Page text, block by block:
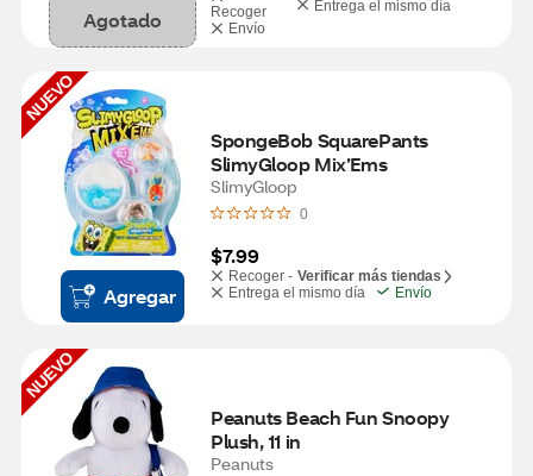
Agotado Recoger
Entrega el mismo día
Envío
NUEVO
Agregar
SpongeBob SquarePants
SlimyGloop Mix’Ems
SlimyGloop
0
$7.99
Recoger - Verificar más tiendas
Entrega el mismo día
Envío
NUEVO
Peanuts Beach Fun Snoopy
Plush, 11 in
Peanuts